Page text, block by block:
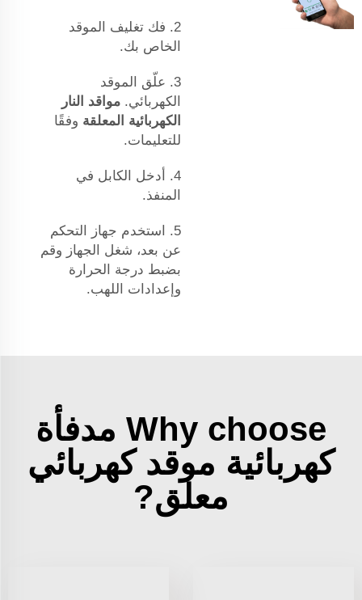
2. فك تغليف الموقد
الخاص بك.
3. علّق الموقد
الكهربائي. مواقد النار
الكهربائية المعلقة وفقًا
للتعليمات.
4. أدخل الكابل في
المنفذ.
5. استخدم جهاز التحكم
عن بعد، شغل الجهاز وقم
بضبط درجة الحرارة
وإعدادات اللهب.
Why choose مدفأة
كهربائية موقد كهربائي
معلق?